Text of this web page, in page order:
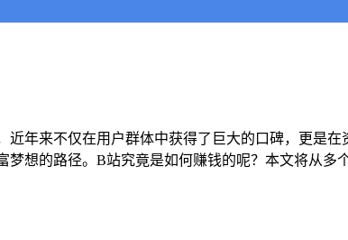
年来不仅在用户群体中获得了巨大的口碑，更是
想的路径。B站究竟是如何赚钱的呢？本文将从